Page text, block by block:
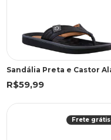
R$59,99
Frete grátis